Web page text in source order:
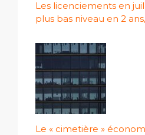
Les licenciements en
plus bas niveau en 2
Le « cimetière »